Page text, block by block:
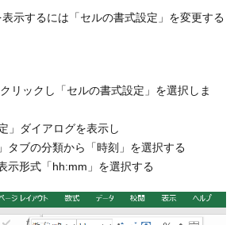
示するには「セルの書式設定」を変更する
ックし「セルの書式設定」を選択しま
ダイアログを表示し
の分類から「時刻」を選択する
式「hh:mm」を選択する